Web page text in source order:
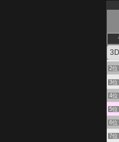
1位
2位
3位
4位
5位
6位
7位